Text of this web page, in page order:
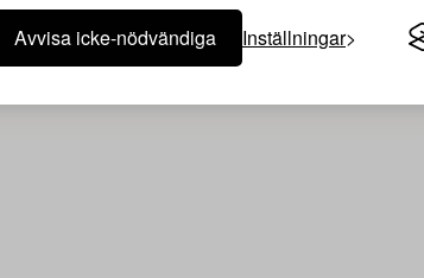
Avvisa icke-nödvändiga Inställningar